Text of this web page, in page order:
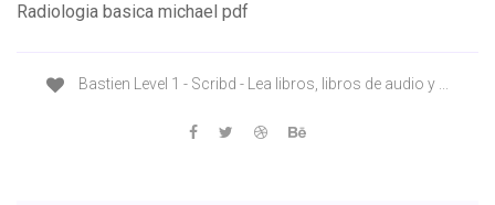
Radiologia basica michael pdf
Bastien Level 1 - Scribd - Lea libros, libros de audio y ...